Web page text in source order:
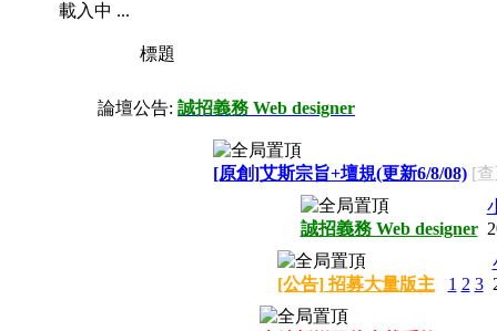
載入中 ...
標題
論壇公告: 誠招義務 Web designer
[原創]艾斯宗旨+壇規(更新6/8/08) [
誠招義務 Web designer
[公告] 招募大量版主 1 2 3